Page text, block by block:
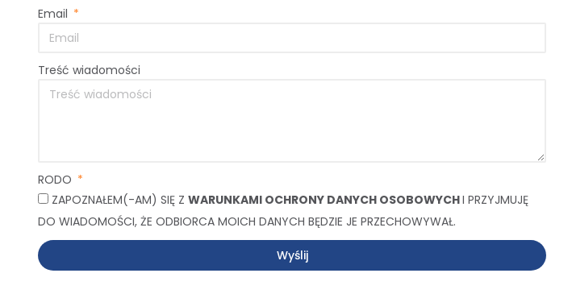
Email
Treść wiadomości
RODO
ZAPOZNAŁEM(-AM) SIĘ Z WARUNKAMI OCHRONY DANYCH OSOBOWYCHI PRZYJMUJĘ
DO WIADOMOŚCI, ŻE ODBIORCA MOICH DANYCH BĘDZIE JE PRZECHOWYWAŁ.
Wyślij